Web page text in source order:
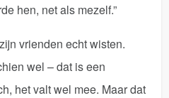
hen, net als mezelf.”
vrienden echt wisten.
wel – dat is een
het valt wel mee. Maar dat